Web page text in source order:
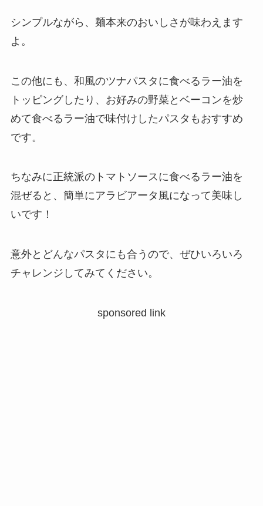
シンプルながら、麺本来のおいしさが味わえます
よ。
この他にも、和風のツナパスタに食べるラー油を
トッピングしたり、お好みの野菜とベーコンを炒
めて食べるラー油で味付けしたパスタもおすすめ
です。
ちなみに正統派のトマトソースに食べるラー油を
混ぜると、簡単にアラビアータ風になって美味し
いです！
意外とどんなパスタにも合うので、ぜひいろいろ
チャレンジしてみてください。
sponsored link